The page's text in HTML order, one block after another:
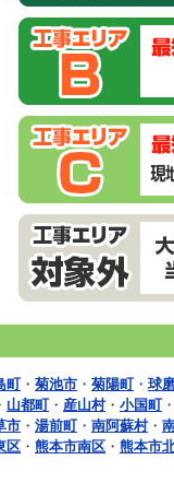
町・ 菊池市 ・ 菊陽町・ 球
山都町・ 産山村・ 小国町・
市 ・ 湯前町・ 南阿蘇村・
区 ・ 熊本市南区 ・ 熊本市